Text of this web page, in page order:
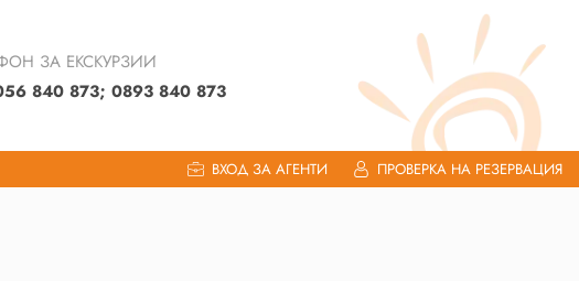
ЗА ЕКСКУРЗИИ
840 873; 0893 840 873
ВХОД ЗА АГЕНТИ ПРОВЕРКА НА РЕЗЕРВАЦИЯ